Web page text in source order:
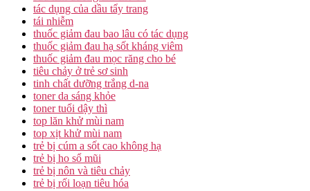
tác dụng của dầu tẩy trang
tái nhiễm
thuốc giảm đau bao lâu có tác dụng
thuốc giảm đau hạ sốt kháng viêm
thuốc giảm đau mọc răng cho bé
tiêu chảy ở trẻ sơ sinh
tinh chất dưỡng trắng d-na
toner da sáng khỏe
toner tuổi dậy thì
top lăn khử mùi nam
top xịt khử mùi nam
trẻ bị cúm a sốt cao không hạ
trẻ bị ho sổ mũi
trẻ bị nôn và tiêu chảy
trẻ bị rối loạn tiêu hóa